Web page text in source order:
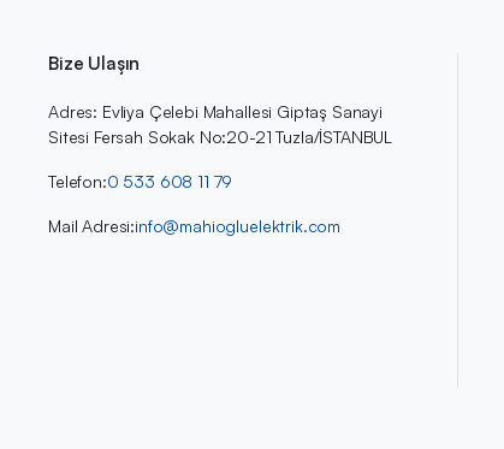
Bize Ulaşın
Adres: Evliya Çelebi Mahallesi Giptaş Sanayi
Sitesi Fersah Sokak No:20-21 Tuzla/İSTANBUL
Telefon:0 533 608 11 79
Mail Adresi:info@mahiogluelektrik.com